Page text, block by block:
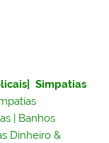
|Simpatias
Banhos
Dinheiro &